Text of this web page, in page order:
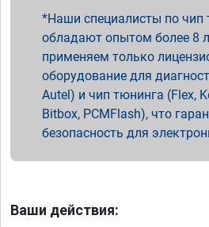
Наши специалисты по чип
обладают опытом более 8
применяем только
оборудование для
Autel) и чип тюнинга (Flex,
Bitbox, PCMFlash), что
безопасность для
Ваши действия: